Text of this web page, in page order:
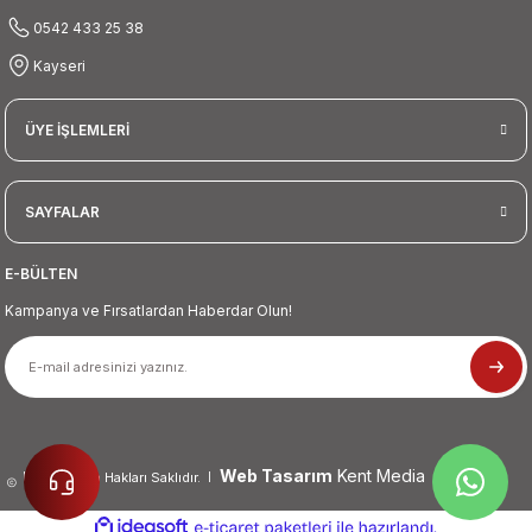
0542 433 25 38
Kayseri
ÜYE İŞLEMLERİ
SAYFALAR
E-BÜLTEN
Kampanya ve Fırsatlardan Haberdar Olun!
2026 Tüm Hakları Saklıdır. Web Tasarım Kent Media
ideasoft e-